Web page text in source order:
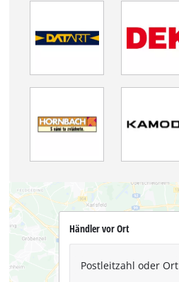
Händler vor Ort
Postleitzahl oder Ort